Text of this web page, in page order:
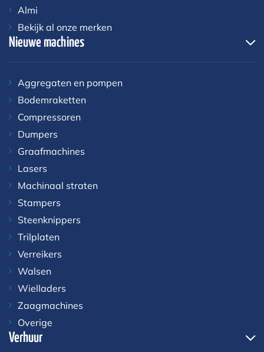
Almi
Bekijk al onze merken
Nieuwe machines
Aggregaten en pompen
Bodemraketten
Compressoren
Dumpers
Graafmachines
Lasers
Machinaal straten
Stampers
Steenknippers
Trilplaten
Verreikers
Walsen
Wielladers
Zaagmachines
Overige
Verhuur